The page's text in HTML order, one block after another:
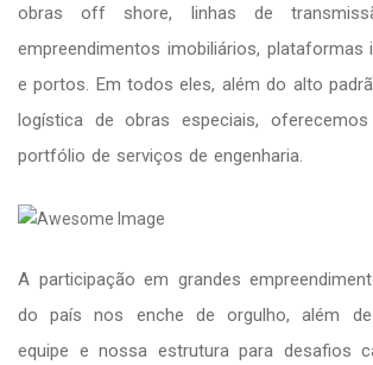
obras off shore, linhas de
empreendimentos imobiliários, plataformas
e portos. Em todos eles, além do alto
logística de obras especiais,
portfólio de serviços de engenharia.
A participação em grandes
do país nos enche de orgulho, além
equipe e nossa estrutura para desafios